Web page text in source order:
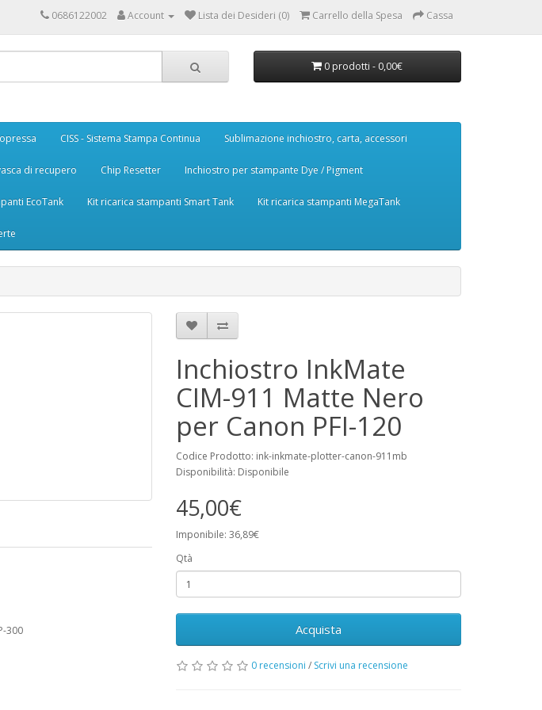
0686122002 Account Lista dei Desideri (0) Carrello della Spesa Cassa
0 prodotti - 0,00€
CISS - Sistema Stampa Continua Sublimazione inchiostro, carta, accessori
di recupero Chip Resetter Inchiostro per stampante Dye / Pigment
EcoTank Kit ricarica stampanti Smart Tank Kit ricarica stampanti MegaTank
300
Inchiostro InkMate
CIM-911 Matte Nero
per Canon PFI-120
Codice Prodotto: ink-inkmate-plotter-canon-911mb
Disponibilità: Disponibile
45,00€
Imponibile: 36,89€
Qtà
Acquista
0 recensioni / Scrivi una recensione